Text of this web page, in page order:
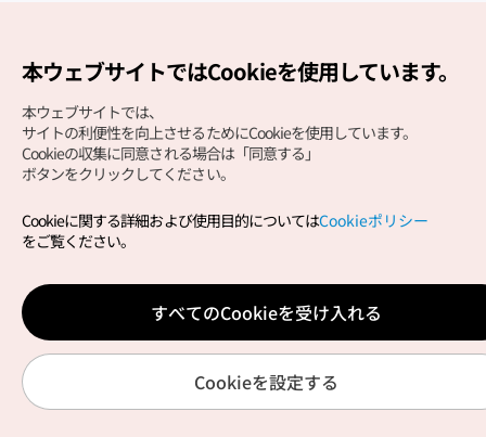
Copyright (c) Korea Tourism Organization All Rights
サイトエラー報告公式メール
japanese@knto.or.kr
本ウェブサイトではCookieを使用しています。
本ウェブサイトでは、
サイトの利便性を向上させるためにCookieを使用しています。
Cookieの収集に同意される場合は「同意する」
ボタンをクリックしてください。
Cookieに関する詳細および使用目的についてはCookieポリシー
をご覧ください。
すべてのCookieを受け入れる
Cookieを設定する